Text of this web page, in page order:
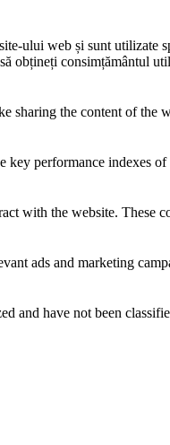
ului web și sunt
obțineți consimțământul
the content of the
key performance indexes
with the website.
ads and marketing
and have not been